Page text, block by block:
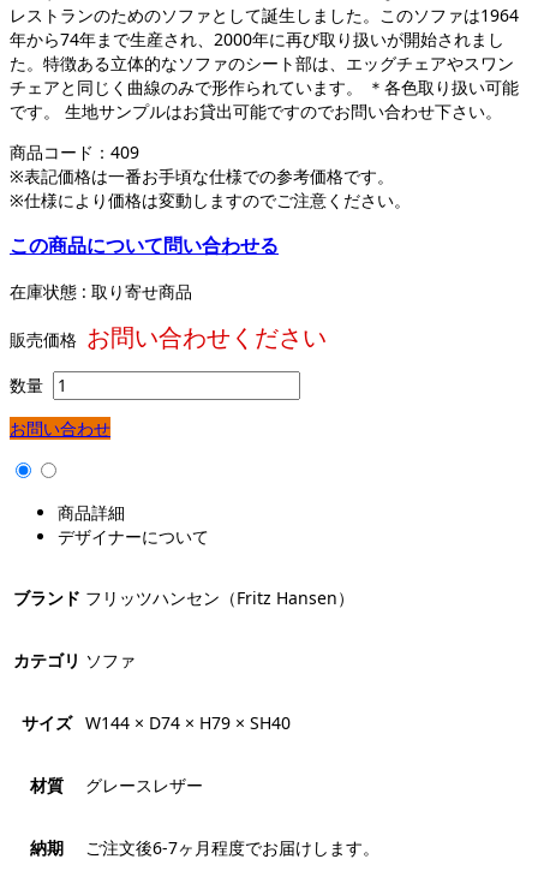
レストランのためのソファとして誕生しました。このソファは1964
年から74年まで生産され、2000年に再び取り扱いが開始されまし
た。特徴ある立体的なソファのシート部は、エッグチェアやスワン
チェアと同じく曲線のみで形作られています。 ＊各色取り扱い可能
です。 生地サンプルはお貸出可能ですのでお問い合わせ下さい。
商品コード： 409
※表記価格は一番お手頃な仕様での参考価格です。
※仕様により価格は変動しますのでご注意ください。
この商品について問い合わせる
在庫状態 : 取り寄せ商品
販売価格 お問い合わせください
数量
お問い合わせ
商品詳細
デザイナーについて
ブランド フリッツハンセン（Fritz Hansen）
カテゴリ ソファ
サイズ W144 × D74 × H79 × SH40
材質 グレースレザー
納期 ご注文後6-7ヶ月程度でお届けします。